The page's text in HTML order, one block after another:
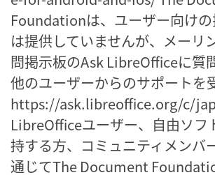
Foundationは、ユーザー向けの
は提供していませんが、メーリ
問掲示板のAsk LibreOfficeに質
他のユーザーからのサポートを
https://ask.libreoffice.org/c/
LibreOfficeユーザー、自由ソフ
持する方、コミュニティメンバ
通じてThe Document